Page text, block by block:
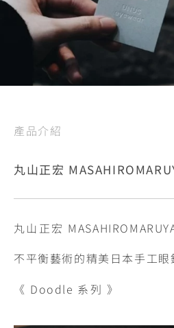
產品介紹
丸山正宏
丸山正宏
不平衡藝術的精美日本手工眼
《 Doodle 系列 》